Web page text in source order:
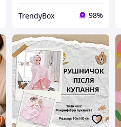
TrendyBox 98%